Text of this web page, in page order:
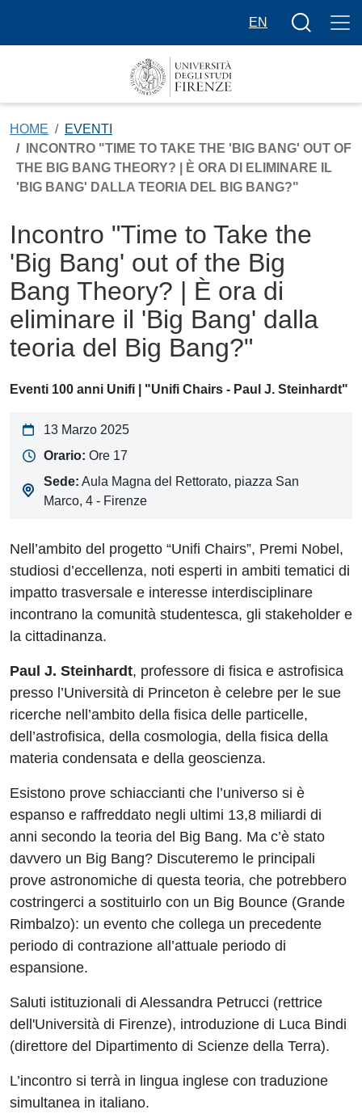
EN
Bottone
HOME
EVENTI
INCONTRO "TIME TO TAKE THE 'BIG BANG' OUT OF
THE BIG BANG THEORY? | È ORA DI ELIMINARE IL
'BIG BANG' DALLA TEORIA DEL BIG BANG?"
Incontro "Time to Take the
'Big Bang' out of the Big
Bang Theory? | È ora di
eliminare il 'Big Bang' dalla
teoria del Big Bang?"
Eventi 100 anni Unifi | "Unifi Chairs - Paul J. Steinhardt"
13 Marzo 2025
Orario: Ore 17
Sede: Aula Magna del Rettorato, piazza San
Marco, 4 - Firenze
Nell’ambito del progetto “Unifi Chairs”, Premi Nobel,
studiosi d’eccellenza, noti esperti in ambiti tematici di
impatto trasversale e interesse interdisciplinare
incontrano la comunità studentesca, gli stakeholder e
la cittadinanza.
Paul J. Steinhardt, professore di fisica e astrofisica
presso l’Università di Princeton è celebre per le sue
ricerche nell’ambito della fisica delle particelle,
dell’astrofisica, della cosmologia, della fisica della
materia condensata e della geoscienza.
Esistono prove schiaccianti che l’universo si è
espanso e raffreddato negli ultimi 13,8 miliardi di
anni secondo la teoria del Big Bang. Ma c’è stato
davvero un Big Bang? Discuteremo le principali
prove astronomiche di questa teoria, che potrebbero
costringerci a sostituirlo con un Big Bounce (Grande
Rimbalzo): un evento che collega un precedente
periodo di contrazione all’attuale periodo di
espansione.
Saluti istituzionali di Alessandra Petrucci (rettrice
dell'Università di Firenze), introduzione di Luca Bindi
(direttore del Dipartimento di Scienze della Terra).
L’incontro si terrà in lingua inglese con traduzione
simultanea in italiano.